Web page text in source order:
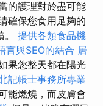
的護理對於盡可能
確保您食用足夠的
提供各類食品機
言與SEO的結合 居
果您整天都在陽光
記帳士事務所專業
能燃燒，而皮膚會